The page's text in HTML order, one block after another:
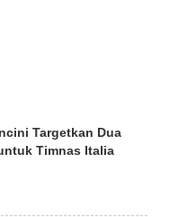
Targetkan Dua
Timnas Italia